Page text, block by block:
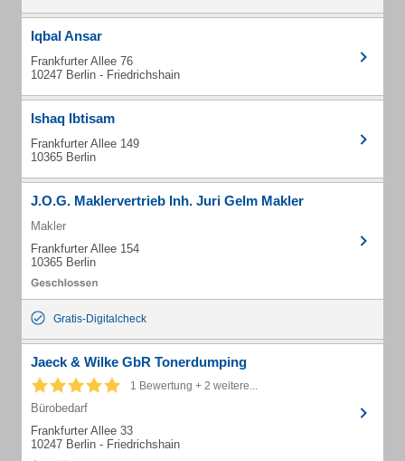
Iqbal Ansar
Frankfurter Allee 76
10247 Berlin - Friedrichshain
Ishaq Ibtisam
Frankfurter Allee 149
10365 Berlin
J.O.G. Maklervertrieb Inh. Juri Gelm Makler
Makler
Frankfurter Allee 154
10365 Berlin
Gratis-Digitalcheck
Jaeck & Wilke GbR Tonerdumping
1 Bewertung + 2 weitere...
Bürobedarf
Frankfurter Allee 33
10247 Berlin - Friedrichshain